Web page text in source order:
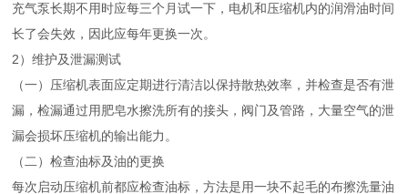
充气泵长期不用时应每三个月试一下，电机和压缩机内的润滑油时间
长了会失效，因此应每年更换一次。
2）维护及泄漏测试
（一）压缩机表面应定期进行清洁以保持散热效率，并检查是否有泄
漏，检漏通过用肥皂水擦洗所有的接头，阀门及管路，大量空气的泄
漏会损坏压缩机的输出能力。
（二）检查油标及油的更换
每次启动压缩机前都应检查油标，方法是用一块不起毛的布擦洗量油